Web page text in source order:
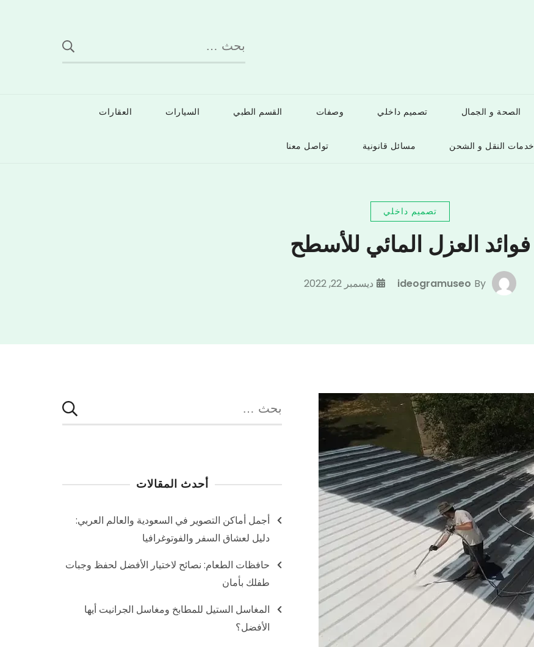
البحث
عن:
الصحة و الجمال تصميم داخلي وصفات القسم الطبي السيارات العقارات
خدمات النقل و الشحن مسائل قانونية تواصل معنا
تصميم داخلي
فوائد العزل المائي للأسطح
By
ideogramuseo ديسمبر 22, 2022
البحث
عن:
أحدث المقالات
أجمل أماكن التصوير في السعودية والعالم العربي:
دليل لعشاق السفر والفوتوغرافيا
حافظات الطعام: نصائح لاختيار الأفضل لحفظ وجبات
طفلك بأمان
المغاسل الستيل للمطابخ ومغاسل الجرانيت أيها
الأفضل؟